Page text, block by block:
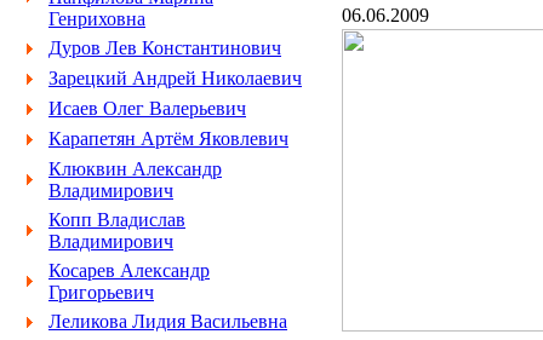
Генриховна
Дуров Лев Константинович
Зарецкий Андрей Николаевич
Исаев Олег Валерьевич
Карапетян Артём Яковлевич
Клюквин Александр
Владимирович
Копп Владислав
Владимирович
Косарев Александр
Григорьевич
Леликова Лидия Васильевна
06.06.2009